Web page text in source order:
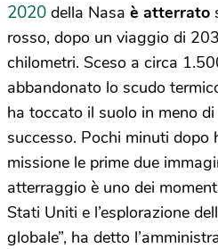
2020 della Nasa è atterrato
rosso, dopo un viaggio di
chilometri. Sceso a circa
abbandonato lo scudo
ha toccato il suolo in meno
successo. Pochi minuti dopo
missione le prime due
atterraggio è uno dei
Stati Uniti e l’esplorazione
globale”, ha detto